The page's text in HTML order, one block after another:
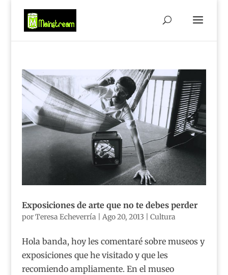
Exposiciones de arte que no te debes perder
porTeresa Echeverría Ago 20, 2013 Cultura
Hola banda, hoy les comentaré sobre museos y
exposiciones que he visitado y que les
recomiendo ampliamente. En el museo